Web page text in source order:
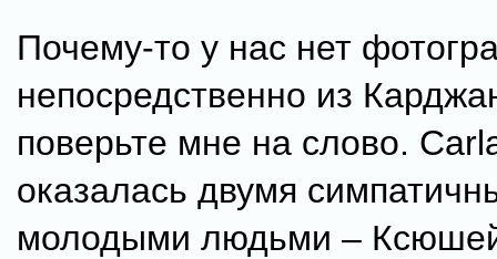
Почему-то у нас нет
непосредственно из
поверьте мне на слово.
оказалась двумя
молодыми людьми –